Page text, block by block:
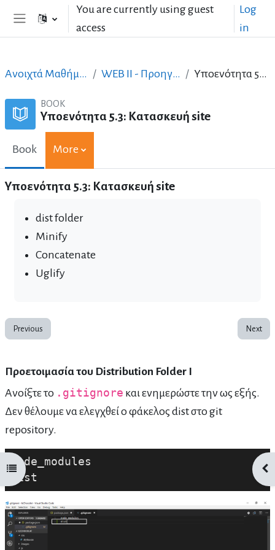
Skip to main contentYou are currently using guest
access
Log
in
Open course index
Ανοιχτά Μαθήματα στα Ελληνικά WEB II - Προηγμένος σχεδιασμός Υποενότητα 5.3: Κατασκευή site
BOOK
Υποενότητα 5.3: Κατασκευή site
Book More
Υποενότητα 5.3: Κατασκευή site
dist folder
Minify
Concatenate
Uglify
Previous Next
Προετοιμασία του Distribution Folder I
Ανοίξτε το .gitignore και ενημερώστε την ως εξής.
Δεν θέλουμε να ελεγχθεί ο φάκελος dist στο git
repository.
node_modules
dist